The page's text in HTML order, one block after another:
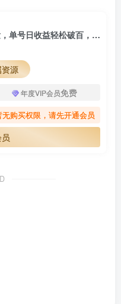
短剧独创顶级玩法揭秘，独家研发，单号日收益轻松破百，无需实名，矩阵起号更便捷！
源
年度VIP会员免费
无购买权限，请先开通会员